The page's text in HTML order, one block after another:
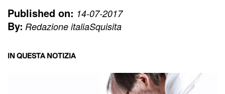
Published on: 14-07-2017
By: Redazione italiaSquisita
IN QUESTA NOTIZIA